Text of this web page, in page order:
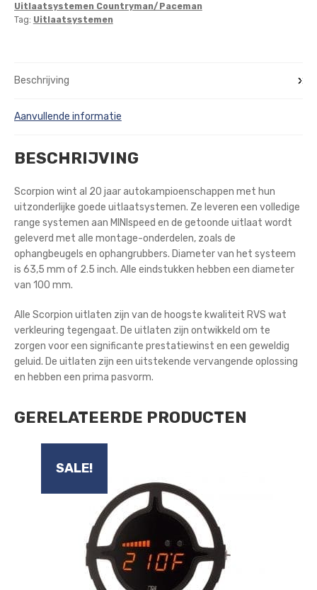
Uitlaatsystemen Countryman/Paceman
Tag: Uitlaatsystemen
Beschrijving
Aanvullende informatie
BESCHRIJVING
Scorpion wint al 20 jaar autokampioenschappen met hun
uitzonderlijke goede uitlaatsystemen. Ze leveren een volledige
range systemen aan MINIspeed en de getoonde uitlaat wordt
geleverd met alle montage-onderdelen, zoals de
ophangbeugels en ophangrubbers. Diameter van het systeem
is 63,5 mm of 2.5 inch. Alle eindstukken hebben een diameter
van 100 mm.
Alle Scorpion uitlaten zijn van de hoogste kwaliteit RVS wat
verkleuring tegengaat. De uitlaten zijn ontwikkeld om te
zorgen voor een significante prestatiewinst en een geweldig
geluid. De uitlaten zijn een uitstekende vervangende oplossing
en hebben een prima pasvorm.
GERELATEERDE PRODUCTEN
SALE!